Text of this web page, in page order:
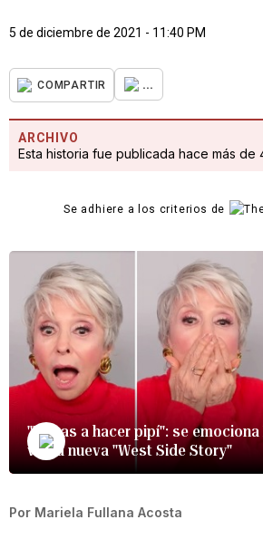
5 de diciembre de 2021 - 11:40 PM
COMPARTIR ...
ARCHIVO
Esta historia fue publicada hace más de
Se adhiere a los criterios de
"Te vas a hacer pipí": se
ver la nueva "West Side Story"
Por Mariela Fullana Acosta